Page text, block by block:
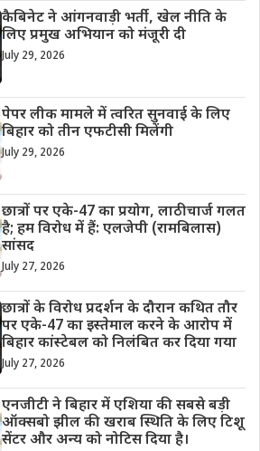
कैबिनेट ने आंगनवाड़ी भर्ती, खेल नीति के
लिए प्रमुख अभियान को मंजूरी दी
July 29, 2026
पेपर लीक मामले में त्वरित सुनवाई के लिए
बिहार को तीन एफटीसी मिलेंगी
July 29, 2026
छात्रों पर एके-47 का प्रयोग, लाठीचार्ज गलत
है; हम विरोध में हैं: एलजेपी (रामबिलास)
सांसद
July 27, 2026
छात्रों के विरोध प्रदर्शन के दौरान कथित तौर
पर एके-47 का इस्तेमाल करने के आरोप में
बिहार कांस्टेबल को निलंबित कर दिया गया
July 27, 2026
एनजीटी ने बिहार में एशिया की सबसे बड़ी
ऑक्सबो झील की खराब स्थिति के लिए टिशू
सेंटर और अन्य को नोटिस दिया है।